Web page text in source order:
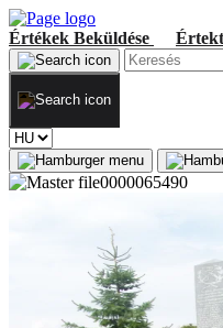
Értékek Beküldése